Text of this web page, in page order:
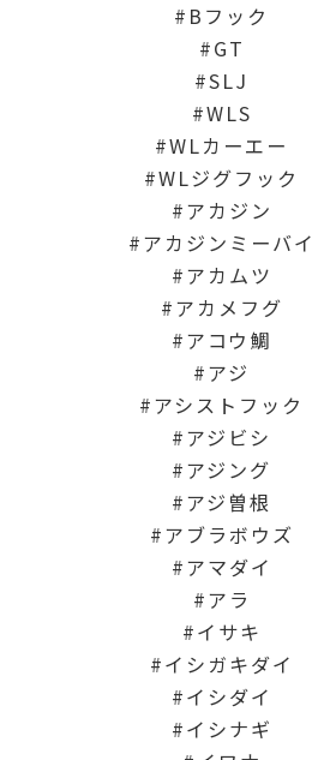
Bフック
GT
SLJ
WLS
WLカーエー
WLジグフック
アカジン
アカジンミーバイ
アカムツ
アカメフグ
アコウ鯛
アジ
アシストフック
アジビシ
アジング
アジ曽根
アブラボウズ
アマダイ
アラ
イサキ
イシガキダイ
イシダイ
イシナギ